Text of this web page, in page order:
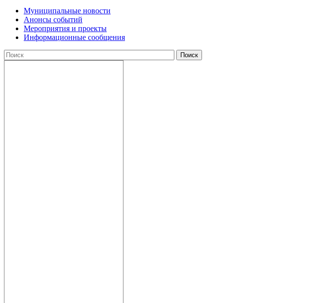
Муниципальные новости
Анонсы событий
Мероприятия и проекты
Информационные сообщения